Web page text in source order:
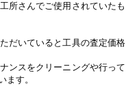
所さんでご使用されていたも
だいていると工具の査定価格
ンスをクリーニングや行って
ます。